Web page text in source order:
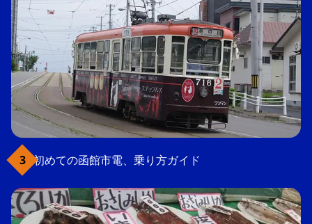
初めての函館市電、乗り方ガイド